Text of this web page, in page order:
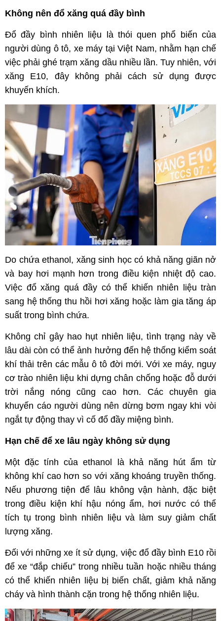
Không nên đổ xăng quá đầy bình
Đổ đầy bình nhiên liệu là thói quen phổ biến của
người dùng ô tô, xe máy tại Việt Nam, nhằm hạn chế
việc phải ghé trạm xăng dầu nhiều lần. Tuy nhiên, với
xăng E10, đây không phải cách sử dụng được
khuyến khích.
Do chứa ethanol, xăng sinh học có khả năng giãn nở
và bay hơi mạnh hơn trong điều kiện nhiệt độ cao.
Việc đổ xăng quá đầy có thể khiến nhiên liệu tràn
sang hệ thống thu hồi hơi xăng hoặc làm gia tăng áp
suất trong bình chứa.
Không chỉ gây hao hụt nhiên liệu, tình trạng này về
lâu dài còn có thể ảnh hưởng đến hệ thống kiểm soát
khí thải trên các mẫu ô tô đời mới. Với xe máy, nguy
cơ trào nhiên liệu khi dựng chân chống hoặc đỗ dưới
trời nắng nóng cũng cao hơn. Các chuyên gia
khuyến cáo người dùng nên dừng bơm ngay khi vòi
ngắt tự động thay vì cố đổ đầy miệng bình.
Hạn chế để xe lâu ngày không sử dụng
Một đặc tính của ethanol là khả năng hút ẩm từ
không khí cao hơn so với xăng khoáng truyền thống.
Nếu phương tiện để lâu không vận hành, đặc biệt
trong điều kiện khí hậu nóng ẩm, hơi nước có thể
tích tụ trong bình nhiên liệu và làm suy giảm chất
lượng xăng.
Đối với những xe ít sử dụng, việc đổ đầy bình E10 rồi
để xe “đắp chiếu” trong nhiều tuần hoặc nhiều tháng
có thể khiến nhiên liệu bị biến chất, giảm khả năng
cháy và hình thành cặn trong hệ thống nhiên liệu.